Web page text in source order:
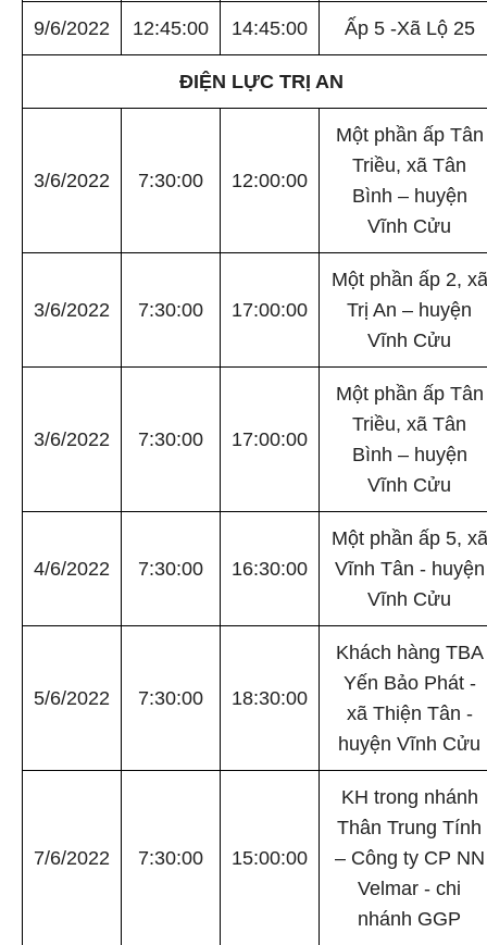
9/6/2022 12:45:00 14:45:00 Ấp 5 -Xã Lộ 25
ĐIỆN LỰC TRỊ AN
3/6/2022 7:30:00 12:00:00
Một phần ấp Tân
Triều, xã Tân
Bình – huyện
Vĩnh Cửu
3/6/2022 7:30:00 17:00:00
Một phần ấp 2, xã
Trị An – huyện
Vĩnh Cửu
3/6/2022 7:30:00 17:00:00
Một phần ấp Tân
Triều, xã Tân
Bình – huyện
Vĩnh Cửu
4/6/2022 7:30:00 16:30:00
Một phần ấp 5, xã
Vĩnh Tân - huyện
Vĩnh Cửu
5/6/2022 7:30:00 18:30:00
Khách hàng TBA
Yến Bảo Phát -
xã Thiện Tân -
huyện Vĩnh Cửu
7/6/2022 7:30:00 15:00:00
KH trong nhánh
Thân Trung Tính
– Công ty CP NN
Velmar - chi
nhánh GGP